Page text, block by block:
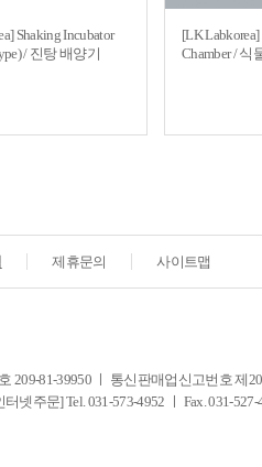
Shaking Incubator
/ 진탕 배양기
[LK Labkorea]
Chamber / 식
제휴문의 사이트맵
81-39950 ㅣ 통신판매업신고번호 제
주문] Tel. 031-573-4952 ㅣ Fax. 031-527-